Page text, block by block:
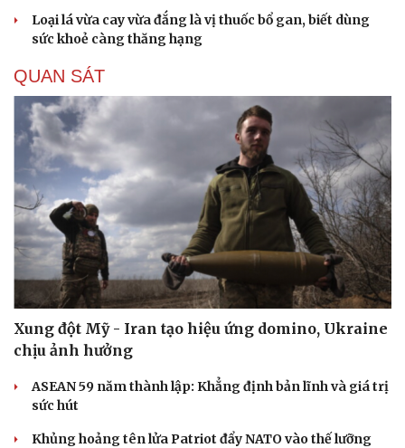
Loại lá vừa cay vừa đắng là vị thuốc bổ gan, biết dùng
sức khoẻ càng thăng hạng
QUAN SÁT
Xung đột Mỹ - Iran tạo hiệu ứng domino, Ukraine
chịu ảnh hưởng
ASEAN 59 năm thành lập: Khẳng định bản lĩnh và giá trị
sức hút
Khủng hoảng tên lửa Patriot đẩy NATO vào thế lưỡng